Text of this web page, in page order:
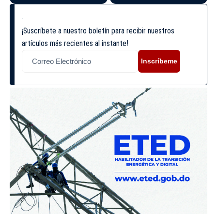
¡Suscríbete a nuestro boletín para recibir nuestros
artículos más recientes al instante!
Inscríbeme